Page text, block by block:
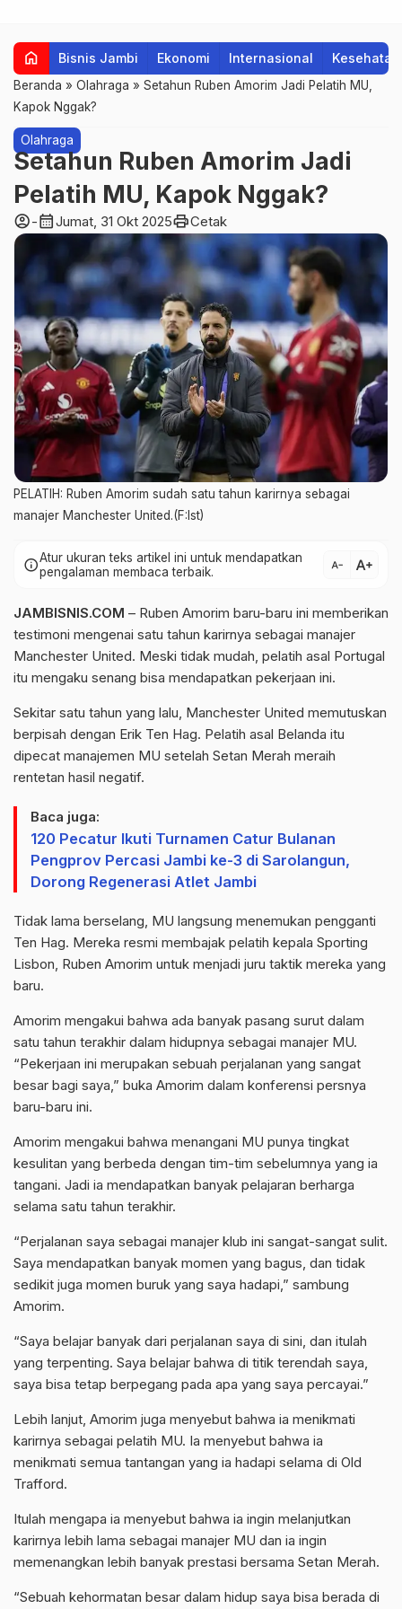
home Bisnis Jambi Ekonomi Internasional Kesehatan
Beranda » Olahraga » Setahun Ruben Amorim Jadi Pelatih MU,
Kapok Nggak?
Olahraga
Setahun Ruben Amorim Jadi
Pelatih MU, Kapok Nggak?
account_circle-calendar_monthJumat, 31 Okt 2025printCetak
PELATIH: Ruben Amorim sudah satu tahun karirnya sebagai
manajer Manchester United.(F:Ist)
infoAtur ukuran teks artikel ini untuk mendapatkan
pengalaman membaca terbaik.
text_decrease text_increase
JAMBISNIS.COM – Ruben Amorim baru-baru ini memberikan
testimoni mengenai satu tahun karirnya sebagai manajer
Manchester United. Meski tidak mudah, pelatih asal Portugal
itu mengaku senang bisa mendapatkan pekerjaan ini.
Sekitar satu tahun yang lalu, Manchester United memutuskan
berpisah dengan Erik Ten Hag. Pelatih asal Belanda itu
dipecat manajemen MU setelah Setan Merah meraih
rentetan hasil negatif.
Baca juga:
120 Pecatur Ikuti Turnamen Catur Bulanan
Pengprov Percasi Jambi ke-3 di Sarolangun,
Dorong Regenerasi Atlet Jambi
Tidak lama berselang, MU langsung menemukan pengganti
Ten Hag. Mereka resmi membajak pelatih kepala Sporting
Lisbon, Ruben Amorim untuk menjadi juru taktik mereka yang
baru.
Amorim mengakui bahwa ada banyak pasang surut dalam
satu tahun terakhir dalam hidupnya sebagai manajer MU.
“Pekerjaan ini merupakan sebuah perjalanan yang sangat
besar bagi saya,” buka Amorim dalam konferensi persnya
baru-baru ini.
Amorim mengakui bahwa menangani MU punya tingkat
kesulitan yang berbeda dengan tim-tim sebelumnya yang ia
tangani. Jadi ia mendapatkan banyak pelajaran berharga
selama satu tahun terakhir.
“Perjalanan saya sebagai manajer klub ini sangat-sangat sulit.
Saya mendapatkan banyak momen yang bagus, dan tidak
sedikit juga momen buruk yang saya hadapi,” sambung
Amorim.
“Saya belajar banyak dari perjalanan saya di sini, dan itulah
yang terpenting. Saya belajar bahwa di titik terendah saya,
saya bisa tetap berpegang pada apa yang saya percayai.”
Lebih lanjut, Amorim juga menyebut bahwa ia menikmati
karirnya sebagai pelatih MU. Ia menyebut bahwa ia
menikmati semua tantangan yang ia hadapi selama di Old
Trafford.
Itulah mengapa ia menyebut bahwa ia ingin melanjutkan
karirnya lebih lama sebagai manajer MU dan ia ingin
memenangkan lebih banyak prestasi bersama Setan Merah.
“Sebuah kehormatan besar dalam hidup saya bisa berada di